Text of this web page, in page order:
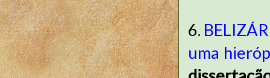
6.
uma